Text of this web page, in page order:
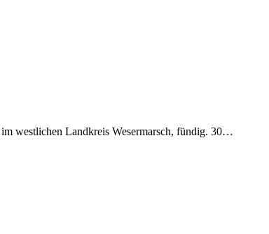
westlichen Landkreis Wesermarsch, fündig. 30…